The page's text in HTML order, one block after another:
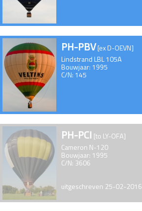
PH-PBV[ex D-OEVN]
Lindstrand LBL 105A
Bouwjaar: 1995
C/N: 145
PH-PCI [to LY-OFA]
Cameron N-120
Bouwjaar: 1995
C/N: 3606
uitgeschreven 25-02-2016